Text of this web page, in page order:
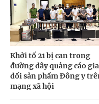
Khởi tố 21 bị can trong
đường dây quảng cáo
dối sản phẩm Đông y
mạng xã hội